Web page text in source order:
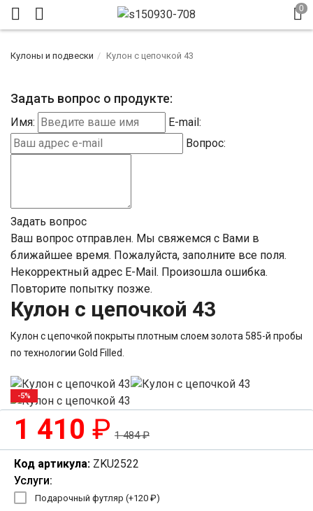
Кулоны и подвески Кулон с цепочкой 43
Задать вопрос о продукте:
Имя:
E-mail:
Вопрос:
Задать вопрос
Ваш вопрос отправлен. Мы свяжемся с Вами в
ближайшее время. Пожалуйста, заполните все поля.
Некорректный адрес E-Mail. Произошла ошибка.
Повторите попытку позже.
Кулон с цепочкой 43
Кулон с цепочкой покрыты плотным слоем золота 585-й пробы
по технологии Gold Filled.
-5%
1 410 ₽ 1 484₽
Код артикула: ZKU2522
Услуги:
Подарочный футляр (+120 ₽)